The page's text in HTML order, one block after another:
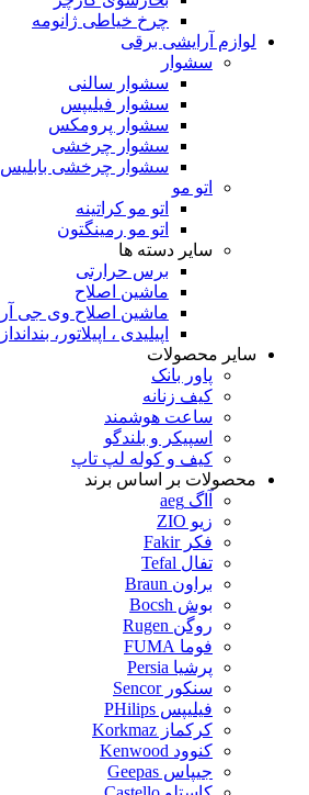
چرخ خیاطی ژانومه
لوازم آرایشی برقی
سشوار
سشوار سالنی
سشوار فیلیپس
سشوار پرومکس
سشوار چرخشی
سشوار چرخشی بابلیس
اتو مو
اتو مو کراتینه
اتو مو رمینگتون
سایر دسته ها
برس حرارتی
ماشین اصلاح
ماشین اصلاح وی جی آر
اپیلیدی ، اپیلاتور، بندانداز
سایر محصولات
پاور بانک
کیف زنانه
ساعت هوشمند
اسپیکر و بلندگو
کیف و کوله لپ تاپ
محصولات بر اساس برند
آاگ aeg
زیو ZIO
فکر Fakir
تفال Tefal
براون Braun
بوش Bocsh
روگن Rugen
فوما FUMA
پرشیا Persia
سنکور Sencor
فیلیپس PHilips
کرکماز Korkmaz
کنوود Kenwood
جیپاس Geepas